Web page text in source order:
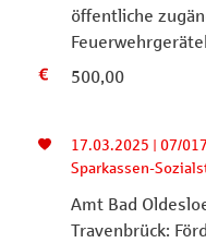
öffentliche
500,00
17.03.2025 | 07/
Sparkassen-
Amt Bad
Travenbrück: